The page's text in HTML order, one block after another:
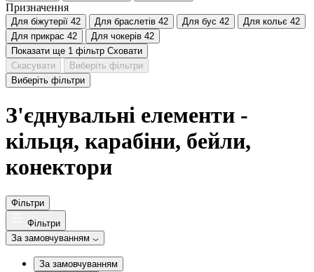
Призначення
Для біжутерії 42 Для браслетів 42 Для бус 42 Для кольє 42
Для прикрас 42 Для чокерів 42
Показати ще 1 фільтр Сховати
Скасувати
Виберіть фільтри
Виберіть фільтри
З'єднувальні елементи -
кільця, карабіни, бейли,
конектори
Фільтри
Фільтри
За замовчуванням
За замовчуванням